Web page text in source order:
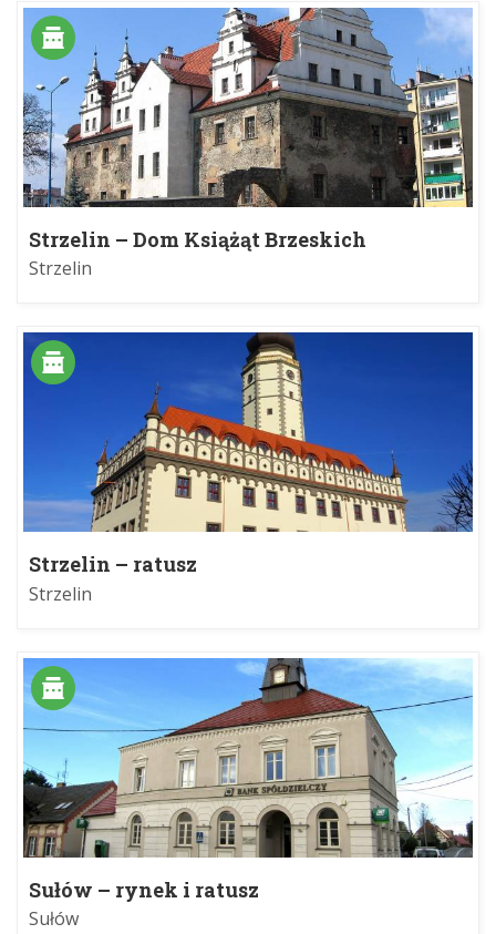
Strzelin – Dom Książąt Brzeskich
Strzelin
Strzelin – ratusz
Strzelin
Sułów – rynek i ratusz
Sułów